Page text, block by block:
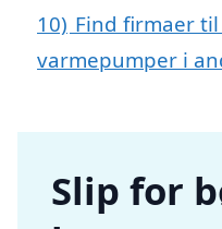
10) Find firmaer
varmepumper i
Slip for